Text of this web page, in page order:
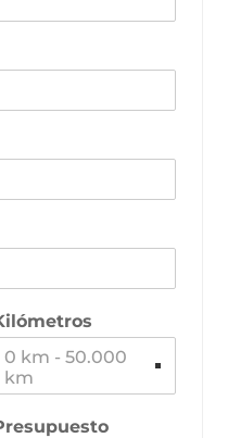
0 km - 50.000
km